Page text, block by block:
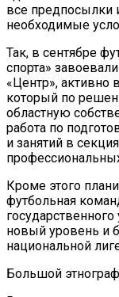
все предпосылки
необходимые
Так, в сентябре
спорта»
«Центр», активно
который по
областную
работа по
и занятий в
Кроме этого
футбольная
новый уровень и
национальной
Большой